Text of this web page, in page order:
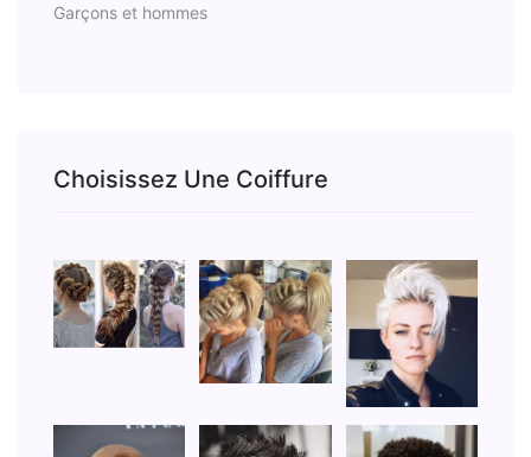
Garçons et hommes
Choisissez Une Coiffure